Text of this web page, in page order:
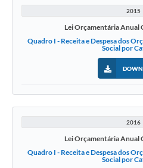
2015
Lei Orçamentária Anual
Quadro I - Receita e Despesa dos
Social por
2016
Lei Orçamentária Anual
Quadro I - Receita e Despesa dos
Social por